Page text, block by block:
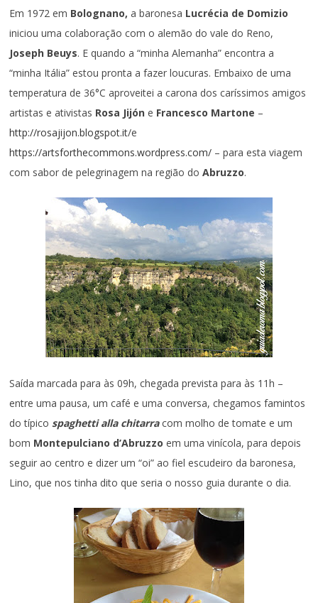
Em 1972 em Bolognano,a baronesa Lucrécia de Domizio
iniciou uma colaboração com o alemão do vale do Reno,
Joseph Beuys. E quando a “minha Alemanha” encontra a
“minha Itália” estou pronta a fazer loucuras. Embaixo de uma
temperatura de 36°C aproveitei a carona dos caríssimos amigos
artistas e ativistas Rosa Jijón e Francesco Martone –
http://rosajijon.blogspot.it/e
https://artsforthecommons.wordpress.com/ – para esta viagem
com sabor de pelegrinagem na região doAbruzzo.
Saída marcada para às 09h, chegada prevista para às 11h –
entre uma pausa, um café e uma conversa, chegamos famintos
do típicospaghetti alla chitarra com molho de tomate e um
bom Montepulciano d’Abruzzo em uma vinícola, para depois
seguir ao centro e dizer um “oi” ao fiel escudeiro da baronesa,
Lino, que nos tinha dito que seria o nosso guia durante o dia.